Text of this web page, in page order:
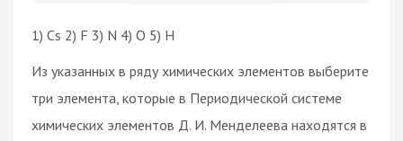
1) Cs 2) F 3) N 4) O 5) H
Из указанных в ряду химических элементов выберите
три элемента, которые в Периодической системе
химических элементов Д. И. Менделеева находятся в